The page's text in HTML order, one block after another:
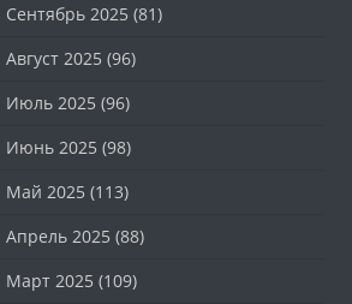
Сентябрь 2025 (81)
Август 2025 (96)
Июль 2025 (96)
Июнь 2025 (98)
Май 2025 (113)
Апрель 2025 (88)
Март 2025 (109)